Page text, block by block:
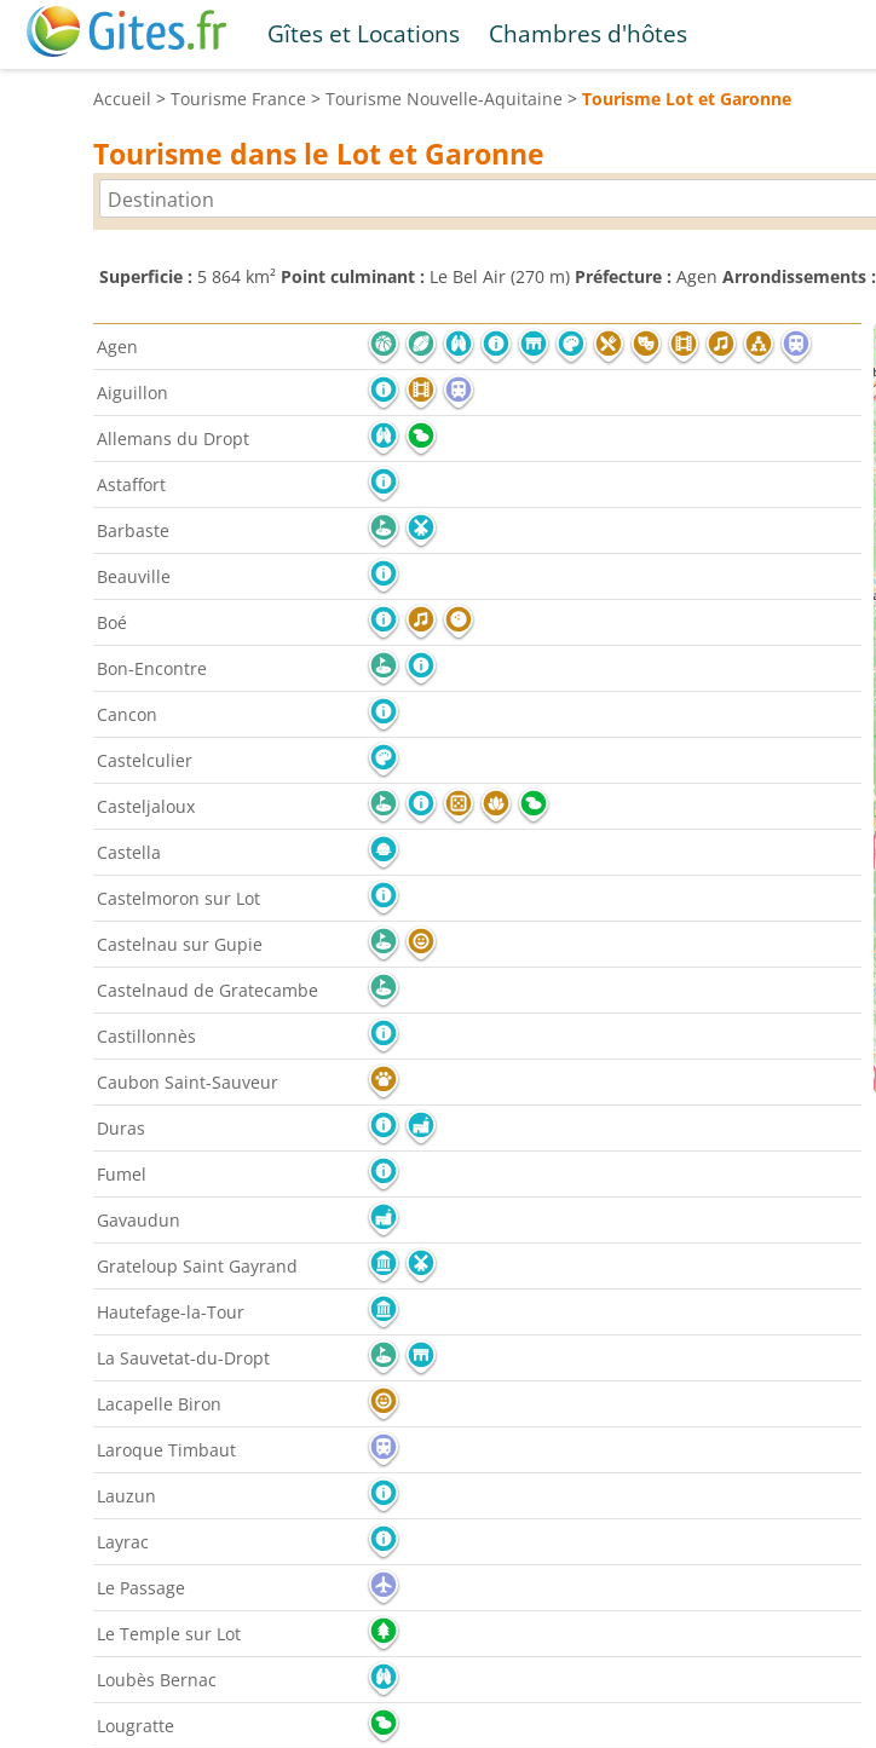
Gîtes et Locations Chambres d'hôtes
Accueil > Tourisme France > Tourisme Nouvelle-Aquitaine > Tourisme Lot et Garonne
Tourisme dans le Lot et Garonne
Superficie : 5 864 km² Point culminant : Le Bel Air (270 m) Préfecture : Agen Arrondissements :
Agen
Aiguillon
Allemans du Dropt
Astaffort
Barbaste
Beauville
Boé
Bon-Encontre
Cancon
Castelculier
Casteljaloux
Castella
Castelmoron sur Lot
Castelnau sur Gupie
Castelnaud de Gratecambe
Castillonnès
Caubon Saint-Sauveur
Duras
Fumel
Gavaudun
Grateloup Saint Gayrand
Hautefage-la-Tour
La Sauvetat-du-Dropt
Lacapelle Biron
Laroque Timbaut
Lauzun
Layrac
Le Passage
Le Temple sur Lot
Loubès Bernac
Lougratte